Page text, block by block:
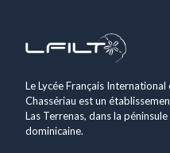
Le Lycée Français
Chassériau est un
Las Terrenas, dans la
dominicaine.